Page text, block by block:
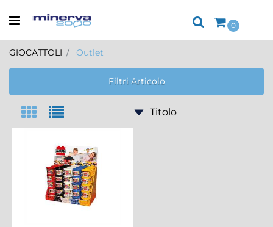
Open menu
0
GIOCATTOLI Outlet
Filtri Articolo